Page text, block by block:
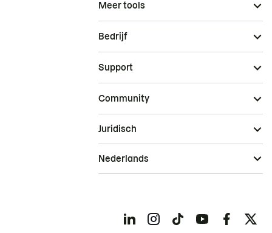
Meer tools
Bedrijf
Support
Community
Juridisch
Nederlands